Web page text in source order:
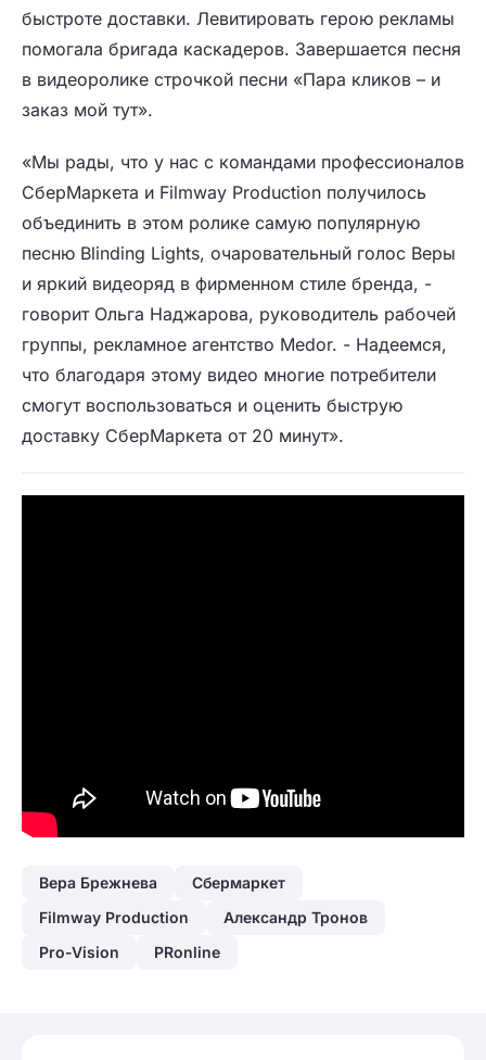
быстроте доставки. Левитировать герою рекламы
помогала бригада каскадеров. Завершается песня
в видеоролике строчкой песни «Пара кликов – и
заказ мой тут».
«Мы рады, что у нас с командами профессионалов
СберМаркета и Filmway Production получилось
объединить в этом ролике самую популярную
песню Blinding Lights, очаровательный голос Веры
и яркий видеоряд в фирменном стиле бренда, -
говорит Ольга Наджарова, руководитель рабочей
группы, рекламное агентство Medor. - Надеемся,
что благодаря этому видео многие потребители
смогут воспользоваться и оценить быструю
доставку СберМаркета от 20 минут».
Вера Брежнева
Сбермаркет
Filmway Production
Александр Тронов
Pro-Vision
PRonline